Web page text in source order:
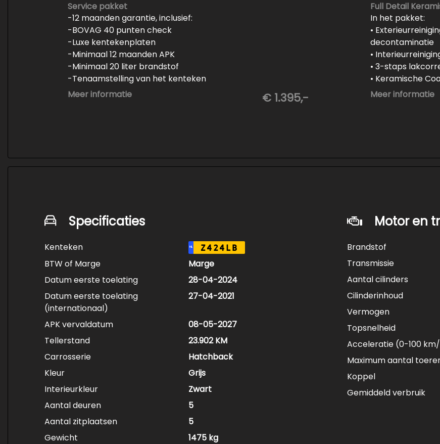
Service pakket
-12 maanden garantie, inclusief:
-BOVAG 40 punten check
-Luxe kentekenplaten
-Minimaal 12 maanden APK
-Minimaal 20 liter brandstof
-Tenaamstelling van het kenteken
-Vrijwaren van de inruilauto
Meer informatie € 1.395,-
Full Detail
In het pakket:
•
decontaminatie
•
• 3-staps
• Keramische
• Demonteren en
Meer informatie
Specificaties
Kenteken NL Z424LB
BTW of Marge
Marge
Datum eerste toelating
28-04-2024
Datum eerste toelating
(internationaal)
27-04-2021
APK vervaldatum
08-05-2027
Tellerstand
23.902 KM
Carrosserie
Hatchback
Kleur
Grijs
Interieurkleur
Zwart
Aantal deuren
5
Aantal zitplaatsen
5
Gewicht
1475 kg
Motor en
Brandstof
Transmissie
Aantal cilinders
Cilinderinhoud
Vermogen
Topsnelheid
Acceleratie (0-100
Maximum aantal
Koppel
Gemiddeld verbruik